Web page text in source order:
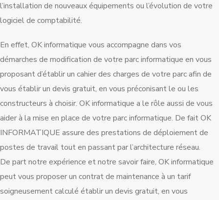
l’installation de nouveaux équipements ou l’évolution de votre
logiciel de comptabilité.
En effet, OK informatique vous accompagne dans vos
démarches de modification de votre parc informatique en vous
proposant d’établir un cahier des charges de votre parc afin de
vous établir un devis gratuit, en vous préconisant le ou les
constructeurs à choisir. OK informatique a le rôle aussi de vous
aider à la mise en place de votre parc informatique. De fait OK
INFORMATIQUE assure des prestations de déploiement de
postes de travail tout en passant par l’architecture réseau.
De part notre expérience et notre savoir faire, OK informatique
peut vous proposer un contrat de maintenance à un tarif
soigneusement calculé établir un devis gratuit, en vous